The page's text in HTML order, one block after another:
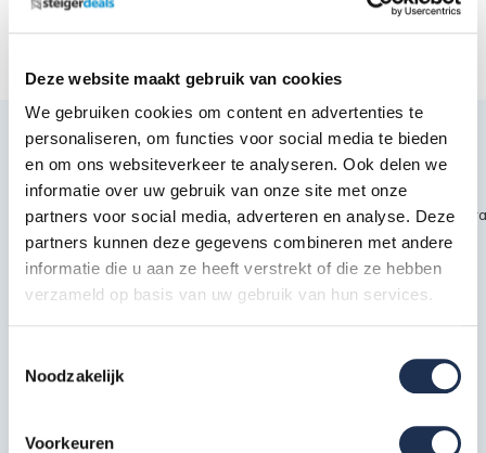
Deze website maakt gebruik van cookies
We gebruiken cookies om content en advertenties te
personaliseren, om functies voor social media te bieden
en om ons websiteverkeer te analyseren. Ook delen we
informatie over uw gebruik van onze site met onze
partners voor social media, adverteren en analyse. Deze
partners kunnen deze gegevens combineren met andere
informatie die u aan ze heeft verstrekt of die ze hebben
verzameld op basis van uw gebruik van hun services.
Noodzakelijk
Voorkeuren
Productbeschrijving
~~https://cdn.webshopapp.com/shops/189476/files/451435720/
safety1.jpg
EAN